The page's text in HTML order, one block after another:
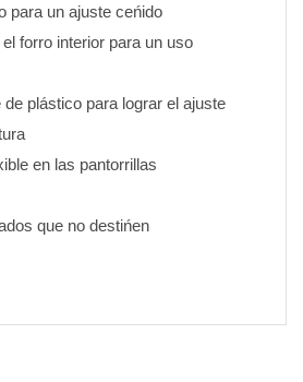
para un ajuste ceńido
forro interior para un uso
de plástico para lograr el ajuste
en las pantorrillas
que no destińen